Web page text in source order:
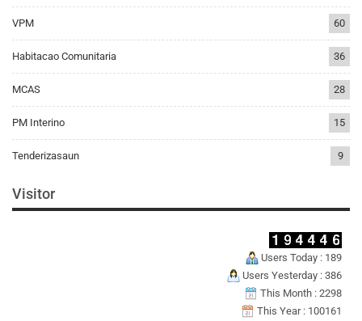
VPM 60
Habitacao Comunitaria 36
MCAS 28
PM Interino 15
Tenderizasaun 9
Visitor
Users Today : 189
Users Yesterday : 386
This Month : 2298
This Year : 100161